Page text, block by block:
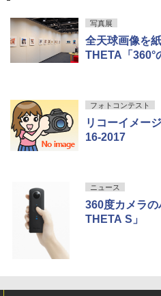
写真展
全天球画像を
THETA「360°
フォトコンテスト
リコーイメー
16-2017
ニュース
360度カメラの
THETA S」